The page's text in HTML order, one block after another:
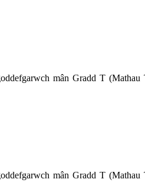
mân Gradd T
mân Gradd T